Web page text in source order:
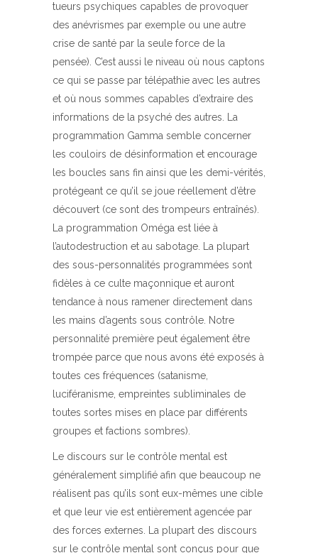
tueurs psychiques capables de provoquer
des anévrismes par exemple ou une autre
crise de santé par la seule force de la
pensée). C’est aussi le niveau où nous captons
ce qui se passe par télépathie avec les autres
et où nous sommes capables d’extraire des
informations de la psyché des autres. La
programmation Gamma semble concerner
les couloirs de désinformation et encourage
les boucles sans fin ainsi que les demi-vérités,
protégeant ce qu’il se joue réellement d’être
découvert (ce sont des trompeurs entraînés).
La programmation Oméga est liée à
l’autodestruction et au sabotage. La plupart
des sous-personnalités programmées sont
fidèles à ce culte maçonnique et auront
tendance à nous ramener directement dans
les mains d’agents sous contrôle. Notre
personnalité première peut également être
trompée parce que nous avons été exposés à
toutes ces fréquences (satanisme,
luciféranisme, empreintes subliminales de
toutes sortes mises en place par différents
groupes et factions sombres).
Le discours sur le contrôle mental est
généralement simplifié afin que beaucoup ne
réalisent pas qu’ils sont eux-mêmes une cible
et que leur vie est entièrement agencée par
des forces externes. La plupart des discours
sur le contrôle mental sont conçus pour que